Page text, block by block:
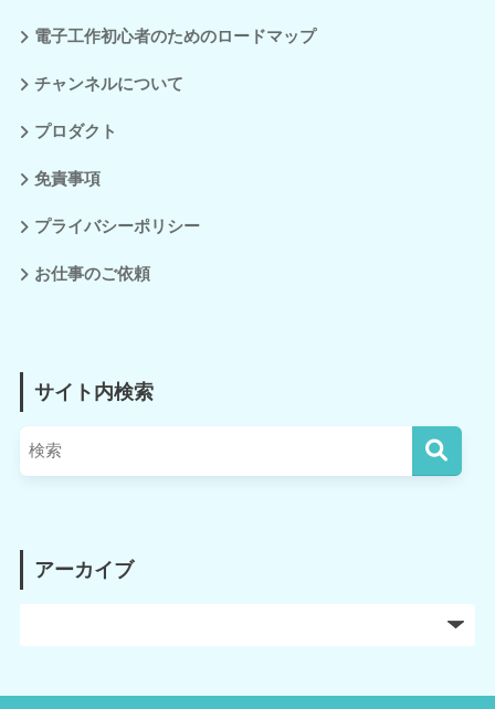
電子工作初心者のためのロードマップ
チャンネルについて
プロダクト
免責事項
プライバシーポリシー
お仕事のご依頼
サイト内検索
アーカイブ